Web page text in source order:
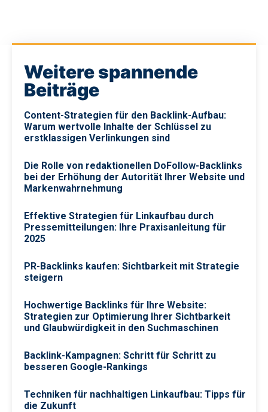
Weitere spannende
Beiträge
Content-Strategien für den Backlink-Aufbau:
Warum wertvolle Inhalte der Schlüssel zu
erstklassigen Verlinkungen sind
Die Rolle von redaktionellen DoFollow-Backlinks
bei der Erhöhung der Autorität Ihrer Website und
Markenwahrnehmung
Effektive Strategien für Linkaufbau durch
Pressemitteilungen: Ihre Praxisanleitung für
2025
PR-Backlinks kaufen: Sichtbarkeit mit Strategie
steigern
Hochwertige Backlinks für Ihre Website:
Strategien zur Optimierung Ihrer Sichtbarkeit
und Glaubwürdigkeit in den Suchmaschinen
Backlink-Kampagnen: Schritt für Schritt zu
besseren Google-Rankings
Techniken für nachhaltigen Linkaufbau: Tipps für
die Zukunft